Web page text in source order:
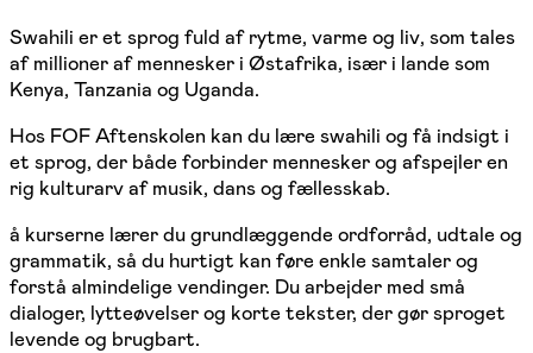
Swahili er et sprog fuld af rytme, varme og liv, som tales
af millioner af mennesker i Østafrika, især i lande som
Kenya, Tanzania og Uganda.
Hos FOF Aftenskolen kan du lære swahili og få indsigt i
et sprog, der både forbinder mennesker og afspejler en
rig kulturarv af musik, dans og fællesskab.
å kurserne lærer du grundlæggende ordforråd, udtale og
grammatik, så du hurtigt kan føre enkle samtaler og
forstå almindelige vendinger. Du arbejder med små
dialoger, lytteøvelser og korte tekster, der gør sproget
levende og brugbart.